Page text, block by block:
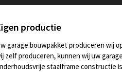
productie
garage bouwpakket produceren wij
zelf produceren, kunnen wij uw
staalframe constructie